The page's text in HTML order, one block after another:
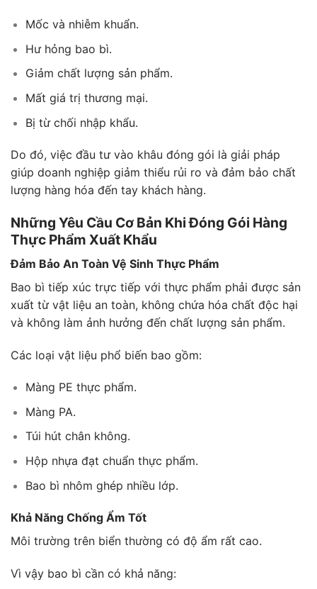
Mốc và nhiễm khuẩn.
Hư hỏng bao bì.
Giảm chất lượng sản phẩm.
Mất giá trị thương mại.
Bị từ chối nhập khẩu.
Do đó, việc đầu tư vào khâu đóng gói là giải pháp
giúp doanh nghiệp giảm thiểu rủi ro và đảm bảo chất
lượng hàng hóa đến tay khách hàng.
Những Yêu Cầu Cơ Bản Khi Đóng Gói Hàng
Thực Phẩm Xuất Khẩu
Đảm Bảo An Toàn Vệ Sinh Thực Phẩm
Bao bì tiếp xúc trực tiếp với thực phẩm phải được sản
xuất từ vật liệu an toàn, không chứa hóa chất độc hại
và không làm ảnh hưởng đến chất lượng sản phẩm.
Các loại vật liệu phổ biến bao gồm:
Màng PE thực phẩm.
Màng PA.
Túi hút chân không.
Hộp nhựa đạt chuẩn thực phẩm.
Bao bì nhôm ghép nhiều lớp.
Khả Năng Chống Ẩm Tốt
Môi trường trên biển thường có độ ẩm rất cao.
Vì vậy bao bì cần có khả năng: